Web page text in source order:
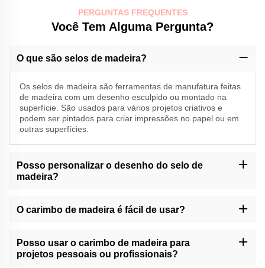
PERGUNTAS FREQUENTES
Você Tem Alguma Pergunta?
O que são selos de madeira?
Os selos de madeira são ferramentas de manufatura feitas
de madeira com um desenho esculpido ou montado na
superfície. São usados para vários projetos criativos e
podem ser pintados para criar impressões no papel ou em
outras superfícies.
Posso personalizar o desenho do selo de
madeira?
selos de madeira. Por favor, entre em contato com o nosso
suporte ao cliente ou consulte o nosso site para serviços de
O carimbo de madeira é fácil de usar?
fáceis de usar. No entanto, pode ser necessário praticar para
obter impressões consistentes e limpas.
Posso usar o carimbo de madeira para
projetos pessoais ou profissionais?